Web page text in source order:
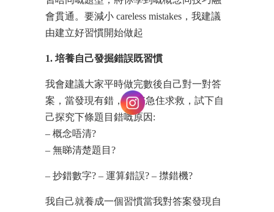
會貫通。要減小 careless mistakes，我建議
由建立好習慣開始做起
1. 培養自己發掘錯誤既習慣
我會建議大家平時做完數後自己對一對答
案，當發現有錯， 唔好急住求救，試下自
己探究下條題目錯嘅原因:
– 概念唔清?
– 無睇清楚題目?
– 抄錯數字? – 運算錯誤? – 㩒錯機?
我自己就養成一個習慣當我對答案發現自